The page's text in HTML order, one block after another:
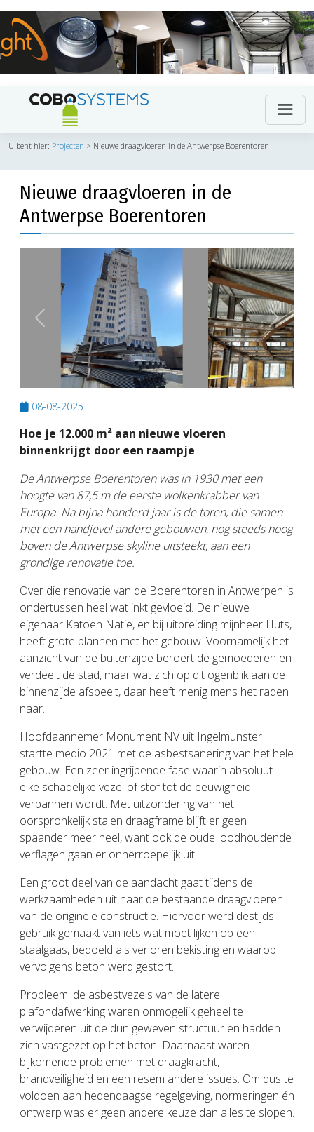
U bent hier: Projecten > Nieuwe draagvloeren in de Antwerpse Boerentoren
Nieuwe draagvloeren in de
Antwerpse Boerentoren
Previous Next
08-08-2025
Hoe je 12.000 m² aan nieuwe vloeren
binnenkrijgt door een raampje
De Antwerpse Boerentoren was in 1930 met een
hoogte van 87,5 m de eerste wolkenkrabber van
Europa. Na bijna honderd jaar is de toren, die samen
met een handjevol andere gebouwen, nog steeds hoog
boven de Antwerpse skyline uitsteekt, aan een
grondige renovatie toe.
Over die renovatie van de Boerentoren in Antwerpen is
ondertussen heel wat inkt gevloeid. De nieuwe
eigenaar Katoen Natie, en bij uitbreiding mijnheer Huts,
heeft grote plannen met het gebouw. Voornamelijk het
aanzicht van de buitenzijde beroert de gemoederen en
verdeelt de stad, maar wat zich op dit ogenblik aan de
binnenzijde afspeelt, daar heeft menig mens het raden
naar.
Hoofdaannemer Monument NV uit Ingelmunster
startte medio 2021 met de asbestsanering van het hele
gebouw. Een zeer ingrijpende fase waarin absoluut
elke schadelijke vezel of stof tot de eeuwigheid
verbannen wordt. Met uitzondering van het
oorspronkelijk stalen draagframe blijft er geen
spaander meer heel, want ook de oude loodhoudende
verflagen gaan er onherroepelijk uit.
Een groot deel van de aandacht gaat tijdens de
werkzaamheden uit naar de bestaande draagvloeren
van de originele constructie. Hiervoor werd destijds
gebruik gemaakt van iets wat moet lijken op een
staalgaas, bedoeld als verloren bekisting en waarop
vervolgens beton werd gestort.
Probleem: de asbestvezels van de latere
plafondafwerking waren onmogelijk geheel te
verwijderen uit de dun geweven structuur en hadden
zich vastgezet op het beton. Daarnaast waren
bijkomende problemen met draagkracht,
brandveiligheid en een resem andere issues. Om dus te
voldoen aan hedendaagse regelgeving, normeringen én
ontwerp was er geen andere keuze dan alles te slopen.